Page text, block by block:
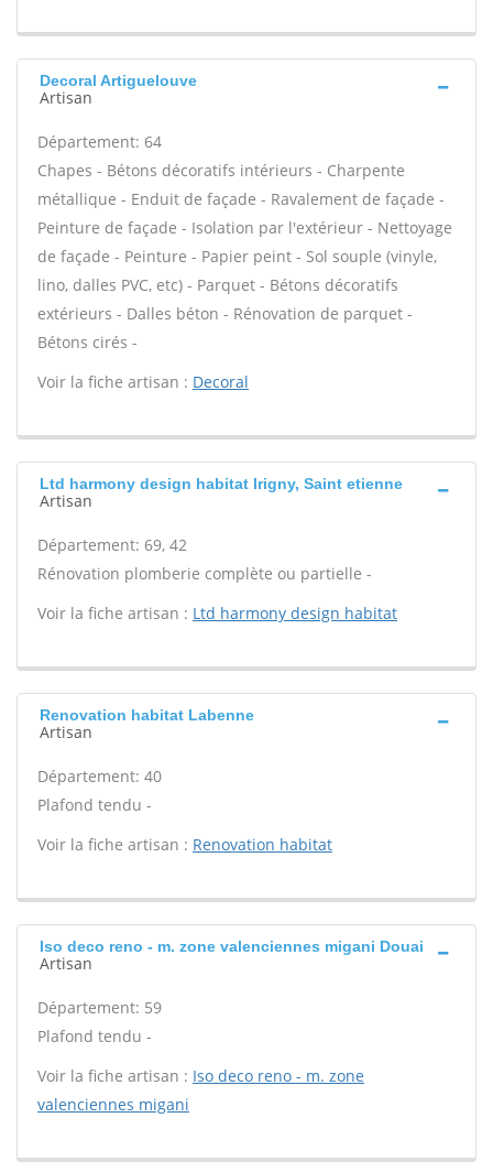
Decoral Artiguelouve
Artisan
Département: 64
Chapes - Bétons décoratifs intérieurs - Charpente
métallique - Enduit de façade - Ravalement de façade -
Peinture de façade - Isolation par l'extérieur - Nettoyage
de façade - Peinture - Papier peint - Sol souple (vinyle,
lino, dalles PVC, etc) - Parquet - Bétons décoratifs
extérieurs - Dalles béton - Rénovation de parquet -
Bétons cirés -
Voir la fiche artisan : Decoral
Ltd harmony design habitat Irigny, Saint etienne
Artisan
Département: 69, 42
Rénovation plomberie complète ou partielle -
Voir la fiche artisan : Ltd harmony design habitat
Renovation habitat Labenne
Artisan
Département: 40
Plafond tendu -
Voir la fiche artisan : Renovation habitat
Iso deco reno - m. zone valenciennes migani Douai
Artisan
Département: 59
Plafond tendu -
Voir la fiche artisan : Iso deco reno - m. zone
valenciennes migani